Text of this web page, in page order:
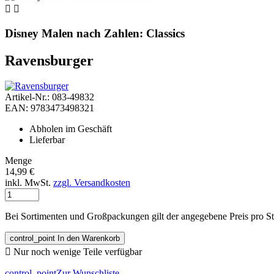
 
Disney Malen nach Zahlen: Classics
Ravensburger
Artikel-Nr.: 083-49832
EAN: 9783473498321
Abholen im Geschäft
Lieferbar
Menge
14,99 €
inkl. MwSt. zzgl. Versandkosten
Bei Sortimenten und Großpackungen gilt der angegebene Preis pro
control_point In den Warenkorb
 Nur noch wenige Teile verfügbar